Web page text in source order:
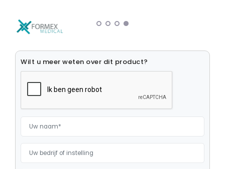
Medische Monitoren
Medische Muizen
Medische Toetsenborden
Monitor Beugels
Opslagmedia
Ouderenzorg
Patient Infotainment
Robotica
Wilt u meer weten over dit product?